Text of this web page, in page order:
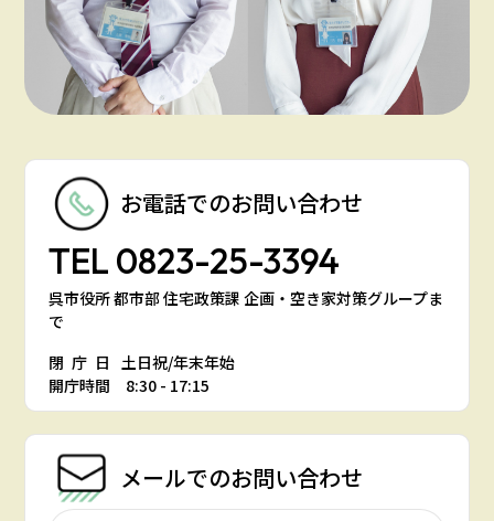
お電話でのお問い合わせ
TEL 0823-25-3394
呉市役所 都市部 住宅政策課 企画・空き家対策グループま
で
閉庁日
土日祝/年末年始
開庁時間 8:30 - 17:15
メールでのお問い合わせ